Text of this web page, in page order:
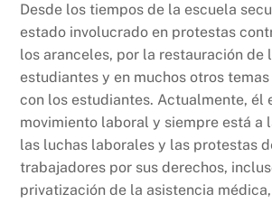
Desde los tiempos de la escuela
estado involucrado en protestas
los aranceles, por la restauración de
estudiantes y en muchos otros
con los estudiantes. Actualmente, él
movimiento laboral y siempre está a
las luchas laborales y las protestas
trabajadores por sus derechos,
privatización de la asistencia